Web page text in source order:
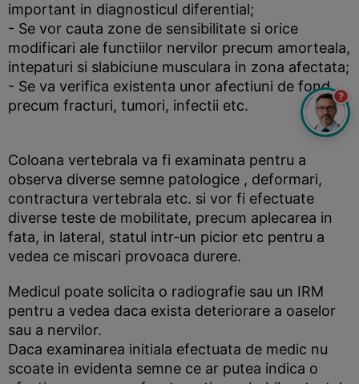
important in diagnosticul diferential;
- Se vor cauta zone de sensibilitate si orice
modificari ale functiilor nervilor precum amorteala,
intepaturi si slabiciune musculara in zona afectata;
- Se va verifica existenta unor afectiuni de fond,
precum fracturi, tumori, infectii etc.
Coloana vertebrala va fi examinata pentru a
observa diverse semne patologice , deformari,
contractura vertebrala etc. si vor fi efectuate
diverse teste de mobilitate, precum aplecarea in
fata, in lateral, statul intr-un picior etc pentru a
vedea ce miscari provoaca durere.
Medicul poate solicita o radiografie sau un IRM
pentru a vedea daca exista deteriorare a oaselor
sau a nervilor.
Daca examinarea initiala efectuata de medic nu
scoate in evidenta semne ce ar putea indica o
?